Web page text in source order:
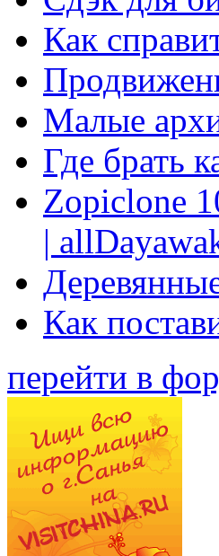
Как
Малые
Где брать
Zopiclone
|
Как
перейти в